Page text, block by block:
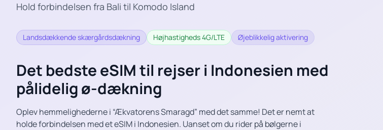
Hold forbindelsen fra Bali til Komodo Island
Landsdækkende skærgårdsdækning Højhastigheds 4G/LTE Øjeblikkelig aktivering
Det bedste eSIM til rejser i Indonesien med
pålidelig ø-dækning
Oplev hemmelighederne i “Ækvatorens Smaragd” med det samme! Det er nemt at
holde forbindelsen med et eSIM i Indonesien. Uanset om du rider på bølgerne i